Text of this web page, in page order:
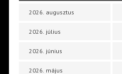
2026. augusztus
2026. július
2026. június
2026. május